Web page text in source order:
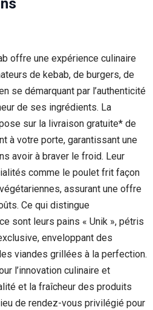
offre une expérience culinaire
de kebab, de burgers, de
se démarquant par l’authenticité
de ses ingrédients. La
sur la livraison gratuite* de
à votre porte, garantissant une
avoir à braver le froid. Leur
comme le poulet frit façon
assurant une offre
Ce qui distingue
sont leurs pains « Unik », pétris
enveloppant des
viandes grillées à la perfection.
l’innovation culinaire et
et la fraîcheur des produits
de rendez-vous privilégié pour